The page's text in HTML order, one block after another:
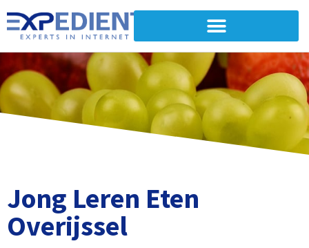
Jong Leren Eten
Overijssel